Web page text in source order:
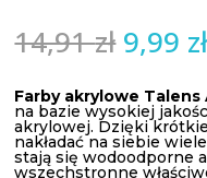
14,91zł
cena
14,91
9,99 zł
Farby akrylowe Talens
na bazie wysokiej
akrylowej. Dzięki
nakładać na siebie
stają się wodoodporne
wszechstronne